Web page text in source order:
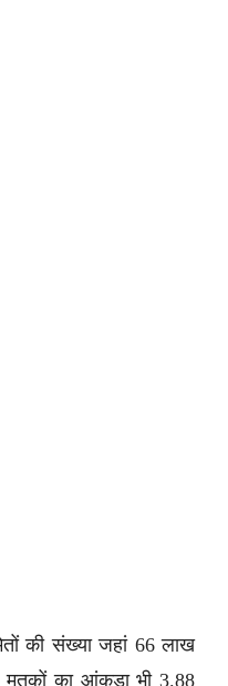
की संख्या जहां 66 लाख
का आंकड़ा भी 3.88